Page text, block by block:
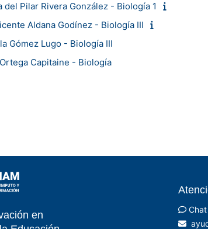
del Pilar Rivera González - Biología 1
Aldana Godínez - Biología III
Gómez Lugo - Biología III
Capitaine - Biología
en